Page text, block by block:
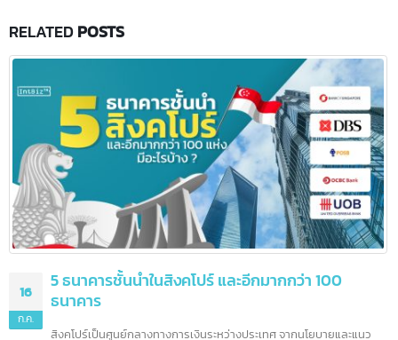
RELATEDPOSTS
5 ธนาคารชั้นนำในสิงคโปร์ และอีกมากกว่า 100